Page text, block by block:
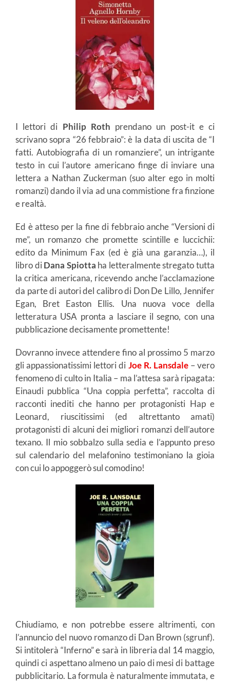
I lettori di Philip Roth prendano un post-it e ci
scrivano sopra “26 febbraio”: è la data di uscita de “I
fatti. Autobiografia di un romanziere”, un intrigante
testo in cui l’autore americano finge di inviare una
lettera a Nathan Zuckerman (suo alter ego in molti
romanzi) dando il via ad una commistione fra finzione
e realtà.
Ed è atteso per la fine di febbraio anche “Versioni di
me”, un romanzo che promette scintille e luccichii:
edito da Minimum Fax (ed è già una garanzia…), il
libro diDana Spiotta ha letteralmente stregato tutta
la critica americana, ricevendo anche l’acclamazione
da parte di autori del calibro di Don De Lillo, Jennifer
Egan, Bret Easton Ellis. Una nuova voce della
letteratura USA pronta a lasciare il segno, con una
pubblicazione decisamente promettente!
Dovranno invece attendere fino al prossimo 5 marzo
gli appassionatissimi lettori di Joe R. Lansdale– vero
fenomeno di culto in Italia – ma l’attesa sarà ripagata:
Einaudi pubblica “Una coppia perfetta”, raccolta di
racconti inediti che hanno per protagonisti Hap e
Leonard, riuscitissimi (ed altrettanto amati)
protagonisti di alcuni dei migliori romanzi dell’autore
texano. Il mio sobbalzo sulla sedia e l’appunto preso
sul calendario del melafonino testimoniano la gioia
con cui lo appoggerò sul comodino!
Chiudiamo, e non potrebbe essere altrimenti, con
l’annuncio del nuovo romanzo di Dan Brown (sgrunf).
Si intitolerà “Inferno” e sarà in libreria dal 14 maggio,
quindi ci aspettano almeno un paio di mesi di battage
pubblicitario. La formula è naturalmente immutata, e